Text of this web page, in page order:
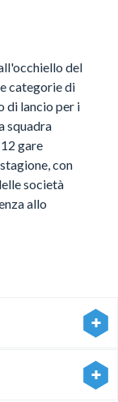
del
categorie di
di lancio per i
squadra
gare
con
società
allo